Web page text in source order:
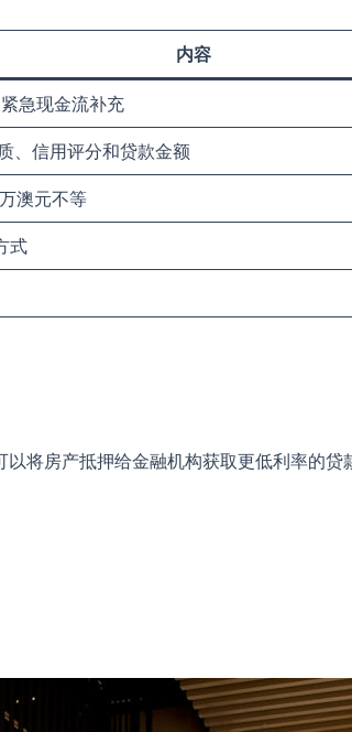
内容
急现金流补充
、信用评分和贷款金额
澳元不等
式
将房产抵押给金融机构获取更低利率的贷